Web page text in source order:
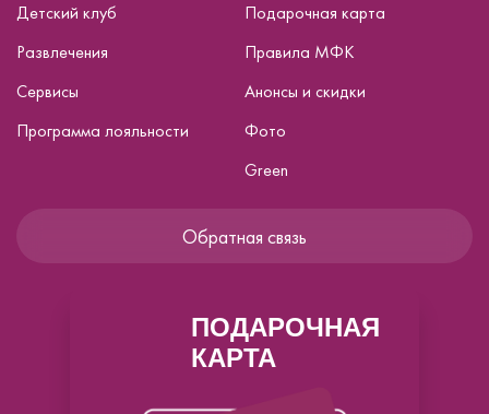
Детский клуб
Развлечения
Сервисы
Программа лояльности
Подарочная карта
Правила МФК
Анонсы и скидки
Фото
Green
Обратная связь
ПОДАРОЧНАЯ
КАРТА